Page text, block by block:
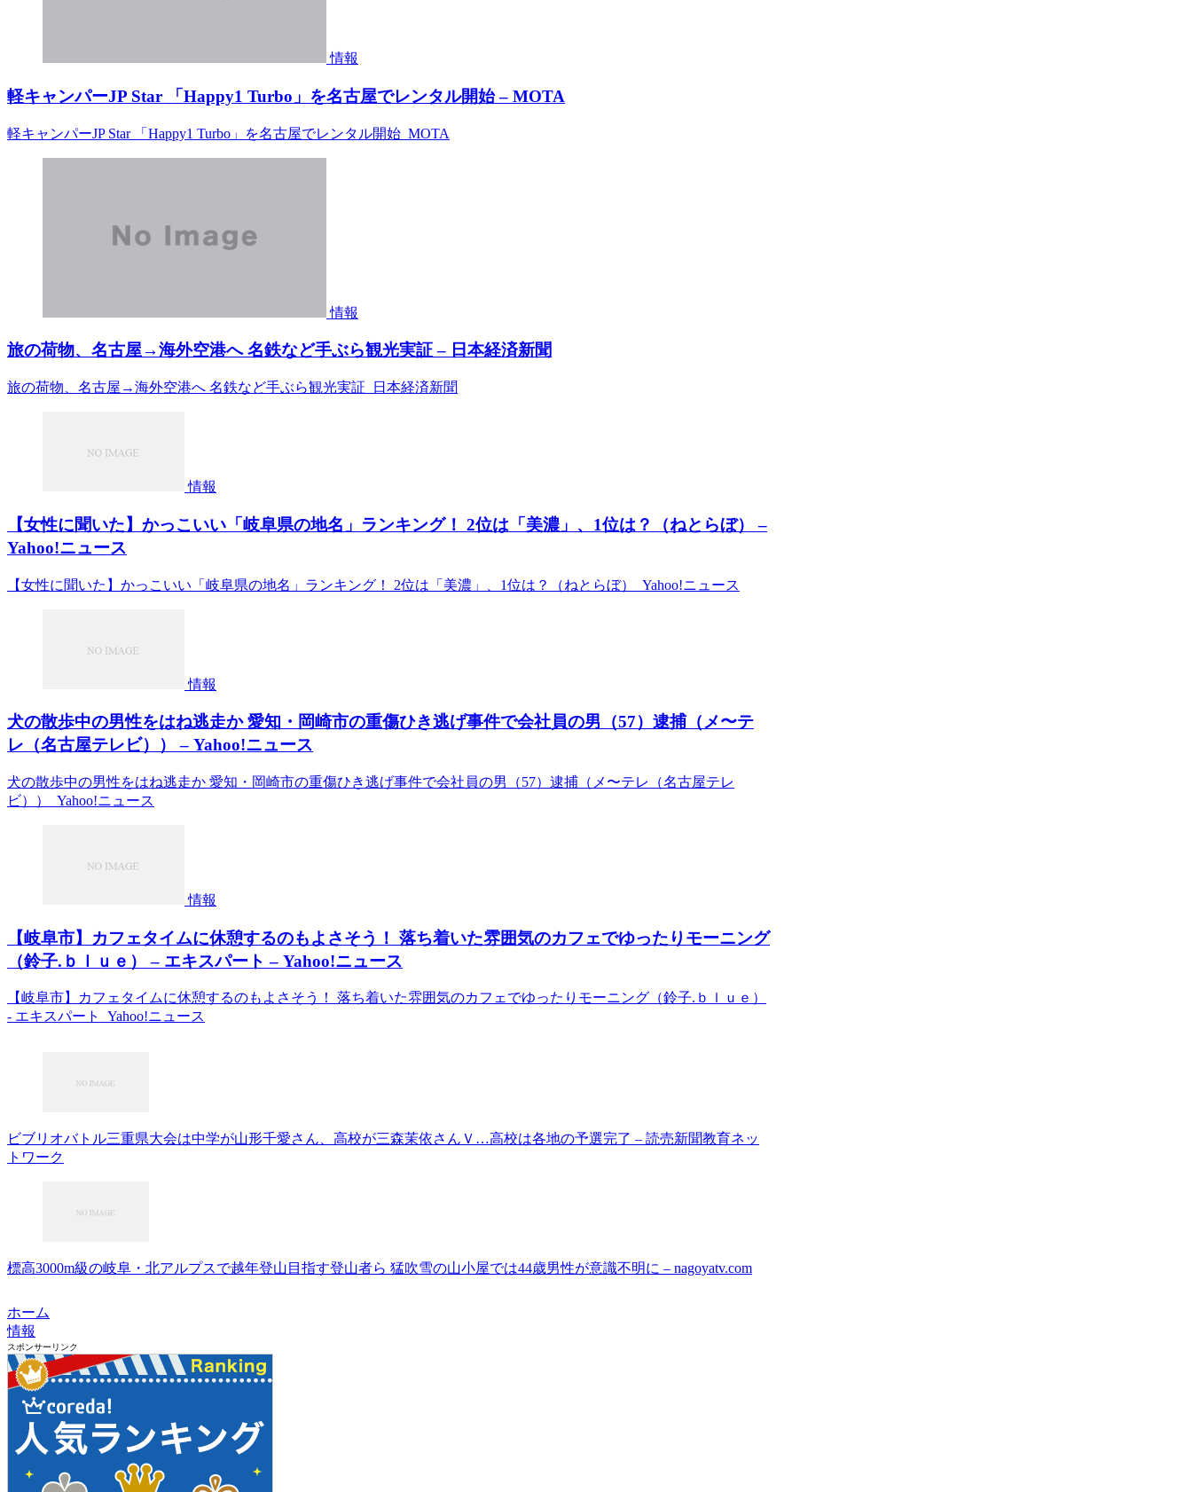
情報
軽キャンパーJP Star 「Happy1 Turbo」を名古屋でレンタル開始 – MOTA
軽キャンパーJP Star 「Happy1 Turbo」を名古屋でレンタル開始 MOTA
情報
旅の荷物、名古屋→海外空港へ 名鉄など手ぶら観光実証 – 日本経済新聞
旅の荷物、名古屋→海外空港へ 名鉄など手ぶら観光実証 日本経済新聞
情報
【女性に聞いた】かっこいい「岐阜県の地名」ランキング！ 2位は「美濃」、1位は？（ねとらぼ） –
Yahoo!ニュース
【女性に聞いた】かっこいい「岐阜県の地名」ランキング！ 2位は「美濃」、1位は？（ねとらぼ） Yahoo!ニュース
情報
犬の散歩中の男性をはね逃走か 愛知・岡崎市の重傷ひき逃げ事件で会社員の男（57）逮捕（メ〜テ
レ（名古屋テレビ）） – Yahoo!ニュース
犬の散歩中の男性をはね逃走か 愛知・岡崎市の重傷ひき逃げ事件で会社員の男（57）逮捕（メ〜テレ（名古屋テレ
ビ）） Yahoo!ニュース
情報
【岐阜市】カフェタイムに休憩するのもよさそう！ 落ち着いた雰囲気のカフェでゆったりモーニング
（鈴子.ｂｌｕｅ） – エキスパート – Yahoo!ニュース
【岐阜市】カフェタイムに休憩するのもよさそう！ 落ち着いた雰囲気のカフェでゆったりモーニング（鈴子.ｂｌｕｅ）
- エキスパート Yahoo!ニュース
ビブリオバトル三重県大会は中学が山形千愛さん、高校が三森茉依さんＶ…高校は各地の予選完了 – 読売新聞教育ネッ
トワーク
標高3000m級の岐阜・北アルプスで越年登山目指す登山者ら 猛吹雪の山小屋では44歳男性が意識不明に – nagoyatv.com
ホーム
情報
スポンサーリンク